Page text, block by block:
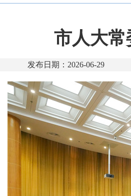
市人大
发布日期：2026-06-29